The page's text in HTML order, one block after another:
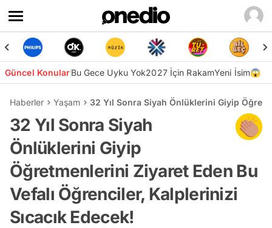
Güncel KonularBu Gece Uyku Yok2027 İçin RakamYeni İsim😱
Haberler Yaşam 32 Yıl Sonra Siyah Önlüklerini Giyip
32 Yıl Sonra Siyah
Önlüklerini Giyip
Öğretmenlerini Ziyaret Eden Bu
Vefalı Öğrenciler, Kalplerinizi
Sıcacık Edecek!